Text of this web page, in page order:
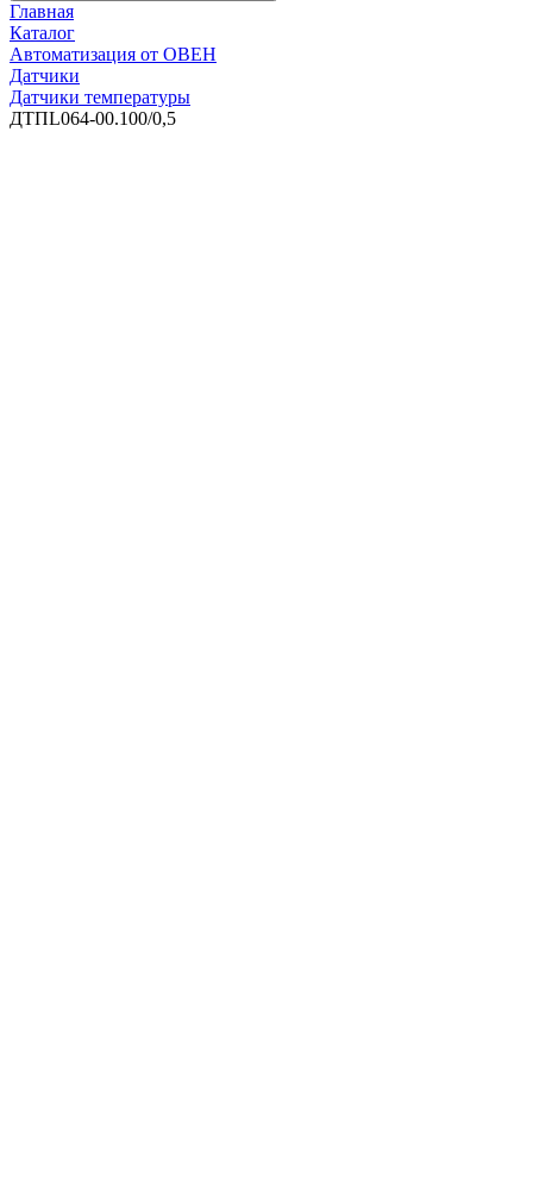
Главная
Каталог
Автоматизация от ОВЕН
Датчики
Датчики температуры
ДТПL064-00.100/0,5